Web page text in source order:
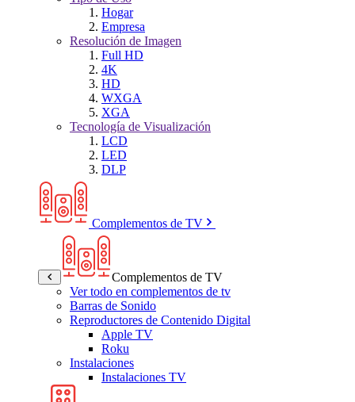
Hogar
Empresa
Resolución de Imagen
Full HD
4K
HD
WXGA
XGA
Tecnología de Visualización
LCD
LED
DLP
Complementos de TV
Complementos de TV
Ver todo en complementos de tv
Barras de Sonido
Reproductores de Contenido Digital
Apple TV
Roku
Instalaciones
Instalaciones TV